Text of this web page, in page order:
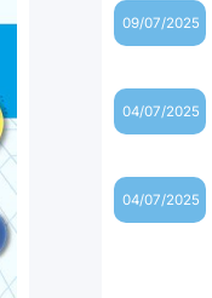
09/07/2025
04/07/2025
04/07/2025